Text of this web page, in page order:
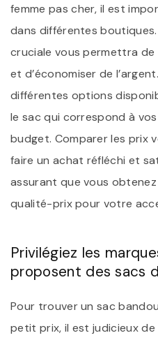
femme pas cher, il est
dans différentes
cruciale vous permettra
et d’économiser de
différentes options
le sac qui correspond à
budget. Comparer les prix
faire un achat réfléchi et
assurant que vous
qualité-prix pour votre
Privilégiez les
proposent des sacs
Pour trouver un sac
petit prix, il est judicieux de